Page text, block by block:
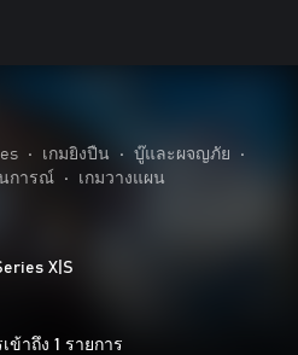
• เกมยิงปืน • บู๊และผจญภัย
•
นการณ์
• เกมวางแผน
X|S
ข้าถึง 1 รายการ